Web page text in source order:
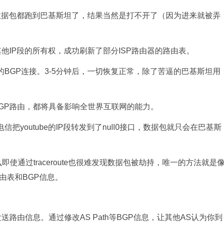
包都跑到巴基斯坦了，结果当然是打不开了（因为进来就被弄
IP段的所有权，成功刷新了部分ISP路由器的路由表。
连接。3-5分钟后，一切恢复正常，除了苦逼的巴基斯坦用
路由，都将具备影响全世界互联网的能力。
把youtube的IP段转发到了null0接口，数据包就只会在巴基斯
使通过traceroute也很难发现数据包被劫持，唯一的方法就是
表和BGP信息。
路由信息。通过修改AS Path等BGP信息，让其他AS认为你到